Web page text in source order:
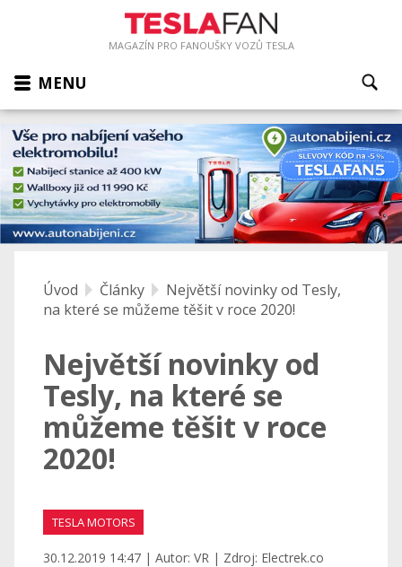
MAGAZÍN PRO FANOUŠKY VOZŮ TESLA
MENU
Úvod Články
Největší novinky od Tesly,
na které se můžeme těšit v roce 2020!
Největší novinky od
Tesly, na které se
můžeme těšit v roce
2020!
TESLA MOTORS
30.12.2019 14:47 | Autor: VR | Zdroj: Electrek.co